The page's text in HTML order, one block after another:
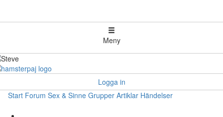
Meny
Logga in
Start Forum Sex & Sinne Grupper Artiklar Händelser